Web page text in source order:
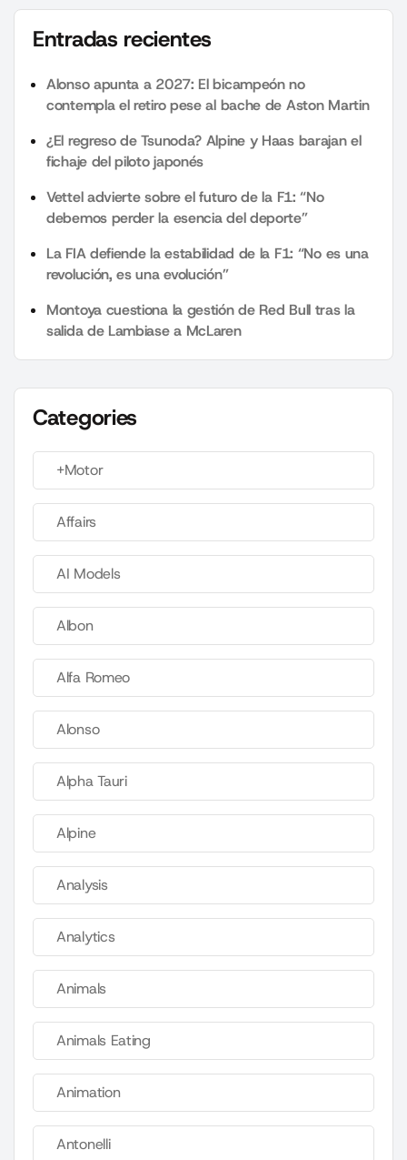
Entradas recientes
Alonso apunta a 2027: El bicampeón no
contempla el retiro pese al bache de Aston Martin
¿El regreso de Tsunoda? Alpine y Haas barajan el
fichaje del piloto japonés
Vettel advierte sobre el futuro de la F1: “No
debemos perder la esencia del deporte”
La FIA defiende la estabilidad de la F1: “No es una
revolución, es una evolución”
Montoya cuestiona la gestión de Red Bull tras la
salida de Lambiase a McLaren
Categories
+Motor
Affairs
AI Models
Albon
Alfa Romeo
Alonso
Alpha Tauri
Alpine
Analysis
Analytics
Animals
Animals Eating
Animation
Antonelli